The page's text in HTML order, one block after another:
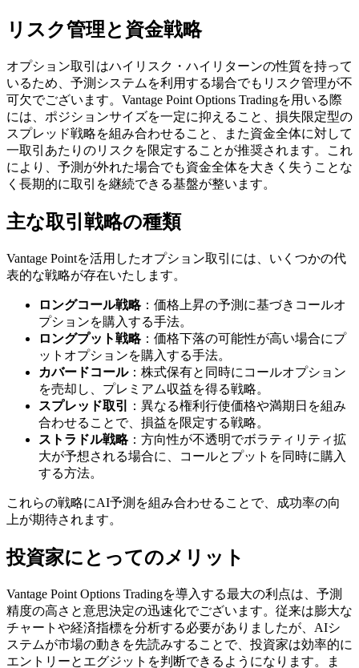
リスク管理と資金戦略
オプション取引はハイリスク・ハイリターンの性質を持って
いるため、予測システムを利用する場合でもリスク管理が不
可欠でございます。Vantage Point Options Tradingを用いる際
には、ポジションサイズを一定に抑えること、損失限定型の
スプレッド戦略を組み合わせること、また資金全体に対して
一取引あたりのリスクを限定することが推奨されます。これ
により、予測が外れた場合でも資金全体を大きく失うことな
く長期的に取引を継続できる基盤が整います。
主な取引戦略の種類
Vantage Pointを活用したオプション取引には、いくつかの代
表的な戦略が存在いたします。
ロングコール戦略：価格上昇の予測に基づきコールオ
プションを購入する手法。
ロングプット戦略：価格下落の可能性が高い場合にプ
ットオプションを購入する手法。
カバードコール：株式保有と同時にコールオプション
を売却し、プレミアム収益を得る戦略。
スプレッド取引
：異なる権利行使価格や満期日を組み
合わせることで、損益を限定する戦略。
ストラドル戦略：方向性が不透明でボラティリティ拡
大が予想される場合に、コールとプットを同時に購入
する方法。
これらの戦略にAI予測を組み合わせることで、成功率の向
上が期待されます。
投資家にとってのメリット
Vantage Point Options Tradingを導入する最大の利点は、予測
精度の高さと意思決定の迅速化でございます。従来は膨大な
チャートや経済指標を分析する必要がありましたが、AIシ
ステムが市場の動きを先読みすることで、投資家は効率的に
エントリーとエグジットを判断できるようになります。ま